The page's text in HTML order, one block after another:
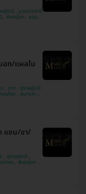
อก/แผลใน
แขน/ขา/